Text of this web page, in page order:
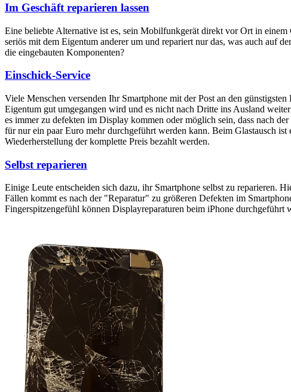
Im Geschäft reparieren lassen
Eine beliebte Alternative ist es, sein Mobilfunkgerät direkt vor Ort in einem
seriös mit dem Eigentum anderer um und repariert nur das, was auch auf
die eingebauten Komponenten?
Einschick-Service
Viele Menschen versenden Ihr Smartphone mit der Post an den
Eigentum gut umgegangen wird und es nicht nach Dritte ins Ausland
es immer zu defekten im Display kommen oder möglich sein, dass nach
für nur ein paar Euro mehr durchgeführt werden kann. Beim Glastausch
Wiederherstellung der komplette Preis bezahlt werden.
Selbst reparieren
Einige Leute entscheiden sich dazu, ihr Smartphone selbst zu reparieren.
Fällen kommt es nach der "Reparatur" zu größeren Defekten im
Fingerspitzengefühl können Displayreparaturen beim iPhone